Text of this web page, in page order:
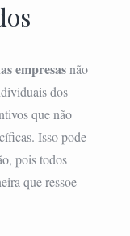
empresasnão
dos
que não
Isso pode
pois todos
que ressoe